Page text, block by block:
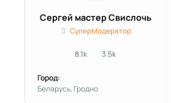
Сергей мастер Свислочь
СуперМодератор
8.1kсообщения
3.5kРепутация
Город:
Беларусь, Гродно